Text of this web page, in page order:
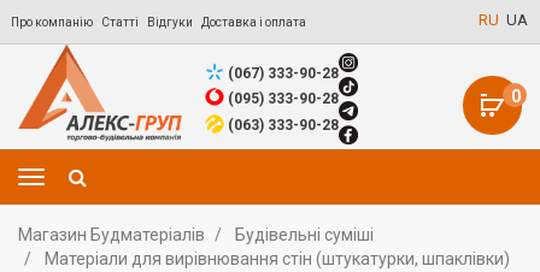
Про компанію Статті Відгуки Доставка і оплата RU UA
0
(067) 333-90-28
(095) 333-90-28
(063) 333-90-28
Магазин Будматеріалів
Будівельні суміші
Матеріали для вирівнювання стін (штукатурки, шпаклівки)